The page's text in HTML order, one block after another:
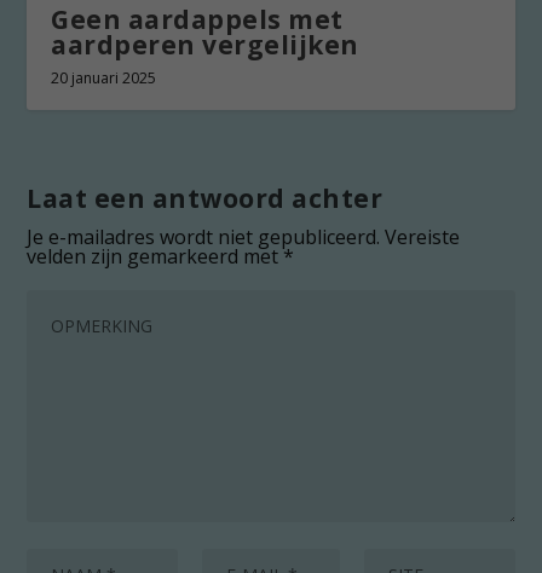
Geen aardappels met
aardperen vergelijken
20 januari 2025
Laat een antwoord achter
Je e-mailadres wordt niet gepubliceerd. Vereiste
velden zijn gemarkeerd met*